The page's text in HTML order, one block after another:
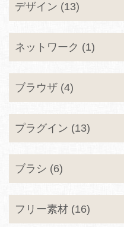
デザイン (13)
ネットワーク (1)
ブラウザ (4)
プラグイン (13)
ブラシ (6)
フリー素材 (16)